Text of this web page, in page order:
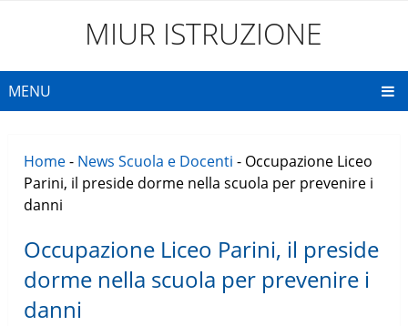
MIUR ISTRUZIONE
MENU
Home- News Scuola e Docenti - Occupazione Liceo
Parini, il preside dorme nella scuola per prevenire i
danni
Occupazione Liceo Parini, il preside
dorme nella scuola per prevenire i
danni